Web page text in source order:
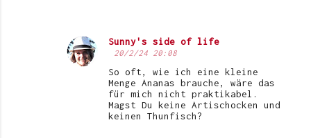
Sunny's side of life
20/2/24 20:08
So oft, wie ich eine kleine
Menge Ananas brauche, wäre das
für mich nicht praktikabel.
Magst Du keine Artischocken und
keinen Thunfisch?